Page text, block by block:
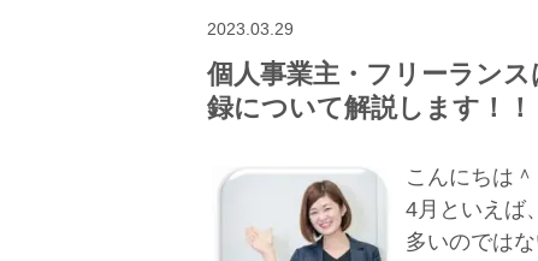
2023.03.29
個人事業主・フリーラン
録について解説します！！
こんにちは＾
4月といえば
多いのではな